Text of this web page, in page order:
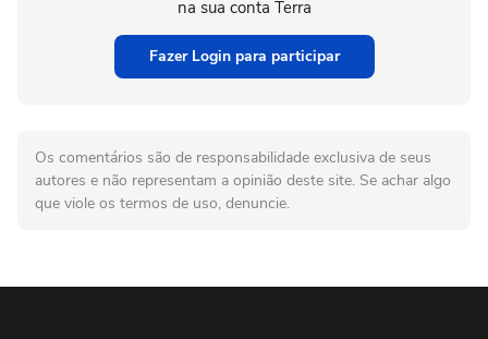
na sua conta Terra
Fazer Login para participar
Os comentários são de responsabilidade exclusiva de seus
autores e não representam a opinião deste site. Se achar algo
que viole os termos de uso, denuncie.